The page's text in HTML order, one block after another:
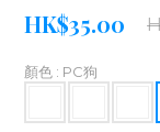
HK$35.00
顏色 : PC狗